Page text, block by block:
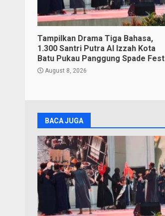
Tampilkan Drama Tiga Bahasa,
1.300 Santri Putra Al Izzah Kota
Batu Pukau Panggung Spade Fest
August 8, 2026
BACA JUGA